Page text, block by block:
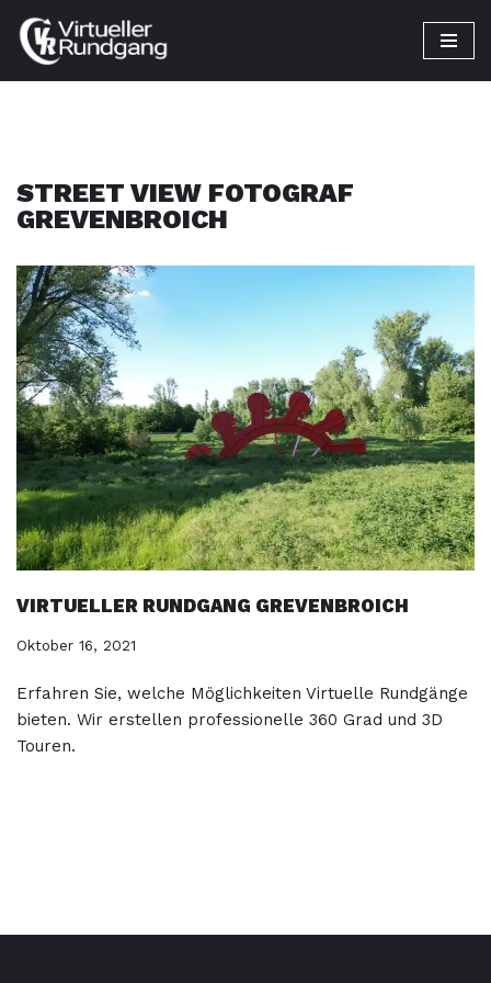
Zum
Inhalt
STREET VIEW FOTOGRAF
GREVENBROICH
VIRTUELLER RUNDGANG GREVENBROICH
Oktober 16, 2021
Erfahren Sie, welche Möglichkeiten Virtuelle Rundgänge
bieten. Wir erstellen professionelle 360 Grad und 3D
Touren.